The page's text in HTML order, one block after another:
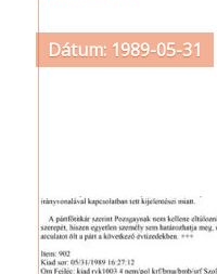
Dátum: 1989-05-31